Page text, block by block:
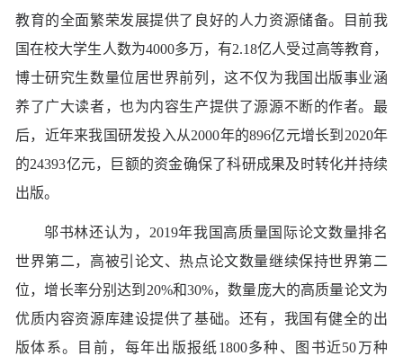
教育的全面繁荣发展提供了良好的人力资源储备。目前我
国在校大学生人数为4000多万，有2.18亿人受过高等教育，
博士研究生数量位居世界前列，这不仅为我国出版事业涵
养了广大读者，也为内容生产提供了源源不断的作者。最
后，近年来我国研发投入从2000年的896亿元增长到2020年
的24393亿元，巨额的资金确保了科研成果及时转化并持续
出版。
邬书林还认为，2019年我国高质量国际论文数量排名
世界第二，高被引论文、热点论文数量继续保持世界第二
位，增长率分别达到20%和30%，数量庞大的高质量论文为
优质内容资源库建设提供了基础。还有，我国有健全的出
版体系。目前，每年出版报纸1800多种、图书近50万种